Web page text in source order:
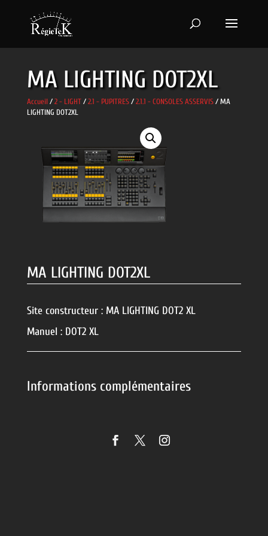
MA LIGHTING DOT2XL
Accueil/ 2 - LIGHT/ 2.1 - PUPITRES/ 2.1.1 - CONSOLES ASSERVIS/ MA
LIGHTING DOT2XL
MA LIGHTING DOT2XL
Site constructeur : MA LIGHTING DOT2 XL
Manuel : DOT2 XL
Informations complémentaires